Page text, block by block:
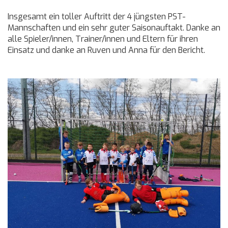
Insgesamt ein toller Auftritt der 4 jüngsten PST-
Mannschaften und ein sehr guter Saisonauftakt. Danke an
alle Spieler/innen, Trainer/innen und Eltern für ihren
Einsatz und danke an Ruven und Anna für den Bericht.